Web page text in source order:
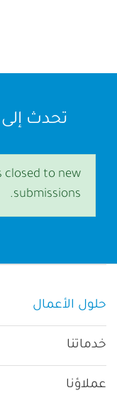
تحدث إلى
رسالة
الحالة
closed to new
submissions.
حلول الأعمال
التعليم العالي
دروبال 11
المنتجات:
خدماتنا
الاستراتيجيّة
عملاؤنا